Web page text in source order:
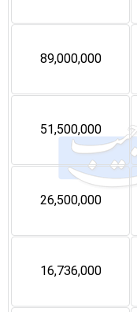
89,000,000
51,500,000
26,500,000
16,736,000